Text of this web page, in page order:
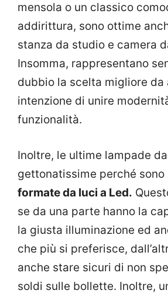
mensola o un classico
addirittura, sono ottime
stanza da studio e camera
Insomma, rappresentano
dubbio la scelta migliore da
intenzione di unire
funzionalità.
Inoltre, le ultime lampade
gettonatissime perché sono
formate da luci a Led.
se da una parte hanno la
la giusta illuminazione ed
che più si preferisce,
anche stare sicuri di non
soldi sulle bollette. Inoltre,